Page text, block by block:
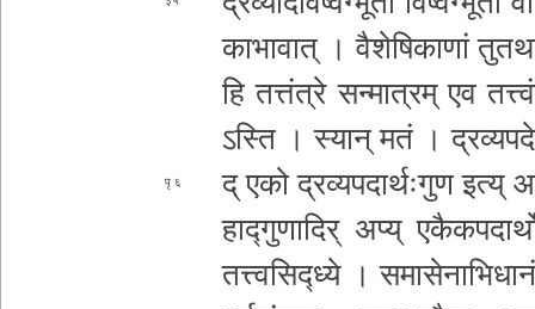
का­भा­वा­त् । वै­शे­षि­का­णां
हि तत्तंत्रेस­न्मा­त्र­म् एव
ऽस्ति । स्यान् मतं ।
६
द् एको द्र­व्य­प­दा­र्थः­गु­ण
हा­द्गु­णादिर् अप्य्
त­त्त्व­सि­द्ध्ये ।